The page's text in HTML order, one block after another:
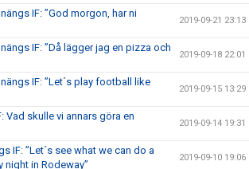
IF: ”God morgon, har ni
2019-09-21 23:13
IF: ”Då lägger jag en pizza och
2019-09-18 22:01
IF: ”Let´s play football like
2019-09-15 13:29
Vad skulle vi annars göra en
2019-09-14 19:31
IF: ”Let´s see what we can do a
night in Rodeway”
2019-09-10 19:06